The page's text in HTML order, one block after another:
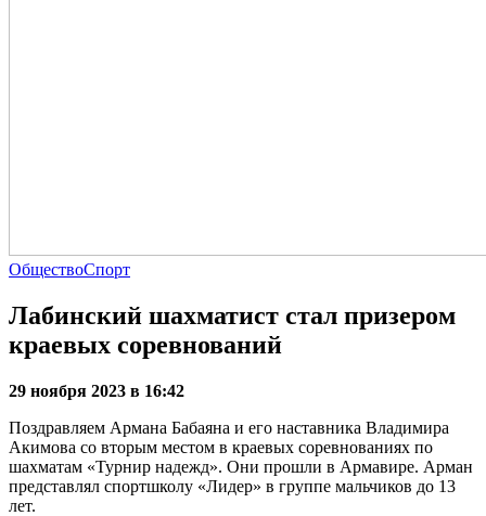
ОбществоСпорт
Лабинский шахматист стал призером
краевых соревнований
29 ноября 2023 в 16:42
Поздравляем Армана Бабаяна и его наставника Владимира
Акимова со вторым местом в краевых соревнованиях по
шахматам «Турнир надежд». Они прошли в Армавире. Арман
представлял спортшколу «Лидер» в группе мальчиков до 13
лет.